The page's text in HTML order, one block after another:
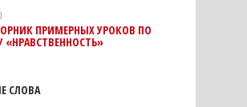
ПРИМЕРНЫХ УРОКОВ ПО
«НРАВСТВЕННОСТЬ»
СЛОВА